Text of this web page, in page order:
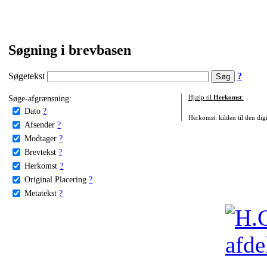
Søgning i brevbasen
Søgetekst ?
Søge-afgrænsning:
Dato ?
Afsender ?
Modtager ?
Brevtekst ?
Herkomst ?
Original Placering ?
Metatekst ?
Hjælp til Herkomst:
Herkomst: kilden til den